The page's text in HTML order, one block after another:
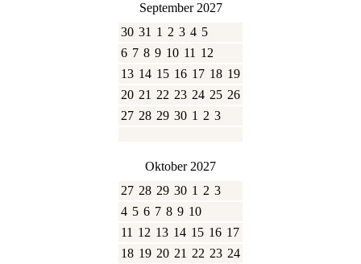
September 2027
30 31 1 2 3 4 5
6 7 8 9 10 11 12
13 14 15 16 17 18 19
20 21 22 23 24 25 26
27 28 29 30 1 2 3
Oktober 2027
27 28 29 30 1 2 3
4 5 6 7 8 9 10
11 12 13 14 15 16 17
18 19 20 21 22 23 24